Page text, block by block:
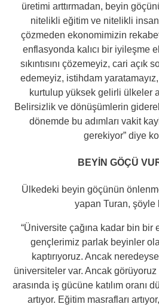
üretimi arttırmadan, beyin
nitelikli eğitim ve nitelikli
çözmeden ekonomimizin
enflasyonda kalıcı bir iyileşme
sıkıntısını çözemeyiz, cari açık
edemeyiz, istihdam
kurtulup yüksek gelirli ülkeler
Belirsizlik ve dönüşümlerin
dönemde bu adımları vakit
gerekiyor” diye
BEYİN GÖÇÜ
Ülkedeki beyin göçünün
yapan Turan, şöyle
“Üniversite çağına kadar bin bir
gençlerimiz parlak beyinler
kaptırıyoruz. Ancak
üniversiteler var. Ancak
arasında iş gücüne katılım oranı
artıyor. Eğitim masrafları